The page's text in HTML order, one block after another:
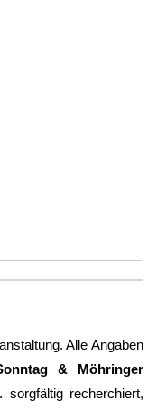
Alle Angaben
& Möhringer
sorgfältig recherchiert,